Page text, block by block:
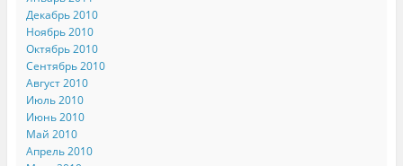
Декабрь 2010
Ноябрь 2010
Октябрь 2010
Сентябрь 2010
Август 2010
Июль 2010
Июнь 2010
Май 2010
Апрель 2010